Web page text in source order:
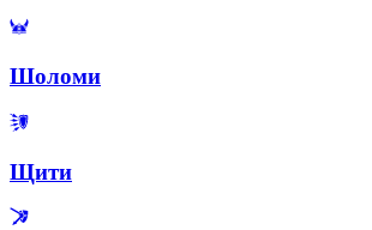
Шоломи
Щити